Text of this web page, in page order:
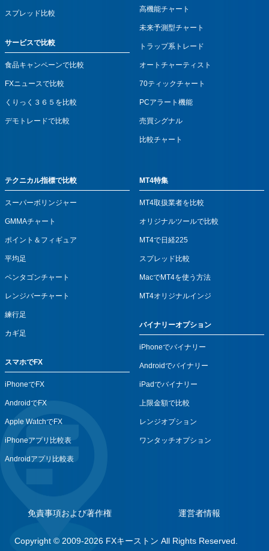
スプレッド比較
サービスで比較
食品キャンペーンで比較
FXニュースで比較
くりっく３６５を比較
デモトレードで比較
高機能チャート
未来予測型チャート
トラップ系トレード
オートチャーティスト
70ティックチャート
PCアラート機能
売買シグナル
比較チャート
テクニカル指標で比較
スーパーボリンジャー
GMMAチャート
ポイント＆フィギュア
平均足
ペンタゴンチャート
レンジバーチャート
練行足
カギ足
スマホでFX
iPhoneでFX
AndroidでFX
Apple WatchでFX
iPhoneアプリ比較表
Androidアプリ比較表
MT4特集
MT4取扱業者を比較
オリジナルツールで比較
MT4で日経225
スプレッド比較
MacでMT4を使う方法
MT4オリジナルインジ
バイナリーオプション
iPhoneでバイナリー
Androidでバイナリー
iPadでバイナリー
上限金額で比較
レンジオプション
ワンタッチオプション
免責事項および著作権 運営者情報
Copyright © 2009-2026 FXキーストン All Rights Reserved.